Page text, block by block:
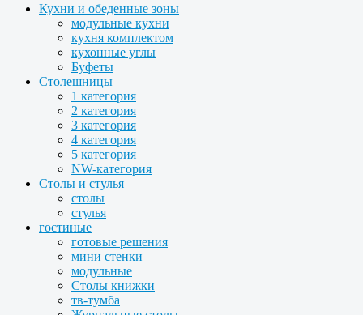
Кухни и обеденные зоны
модульные кухни
кухня комплектом
кухонные углы
Буфеты
Столешницы
1 категория
2 категория
3 категория
4 категория
5 категория
NW-категория
Столы и стулья
столы
стулья
гостиные
готовые решения
мини стенки
модульные
Столы книжки
тв-тумба